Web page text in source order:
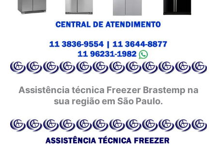
Assistência técnica Freezer Brastemp na
sua região em São Paulo.